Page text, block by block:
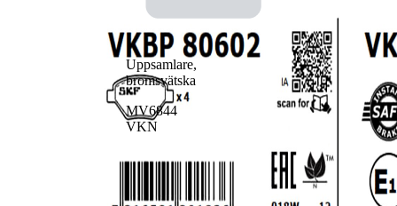
Uppsamlare,
bromsvätska
MV6844
VKN